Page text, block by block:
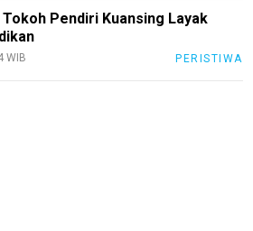
Tokoh Pendiri Kuansing Layak
WIB PERISTIWA